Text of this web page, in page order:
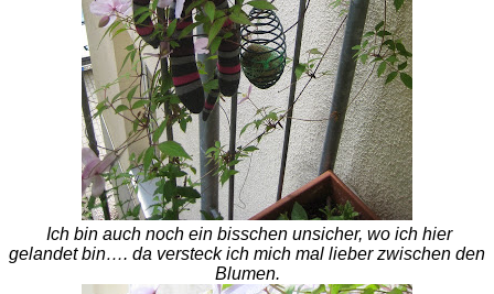
Ich bin auch noch ein bisschen unsicher, wo ich hier
gelandet bin…. da versteck ich mich mal lieber zwischen den
Blumen.